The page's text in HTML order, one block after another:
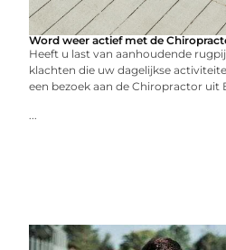
Word weer actief met de
Heeft u last van aanhoudende
klachten die uw dagelijkse
een bezoek aan de Chiropractor uit
...